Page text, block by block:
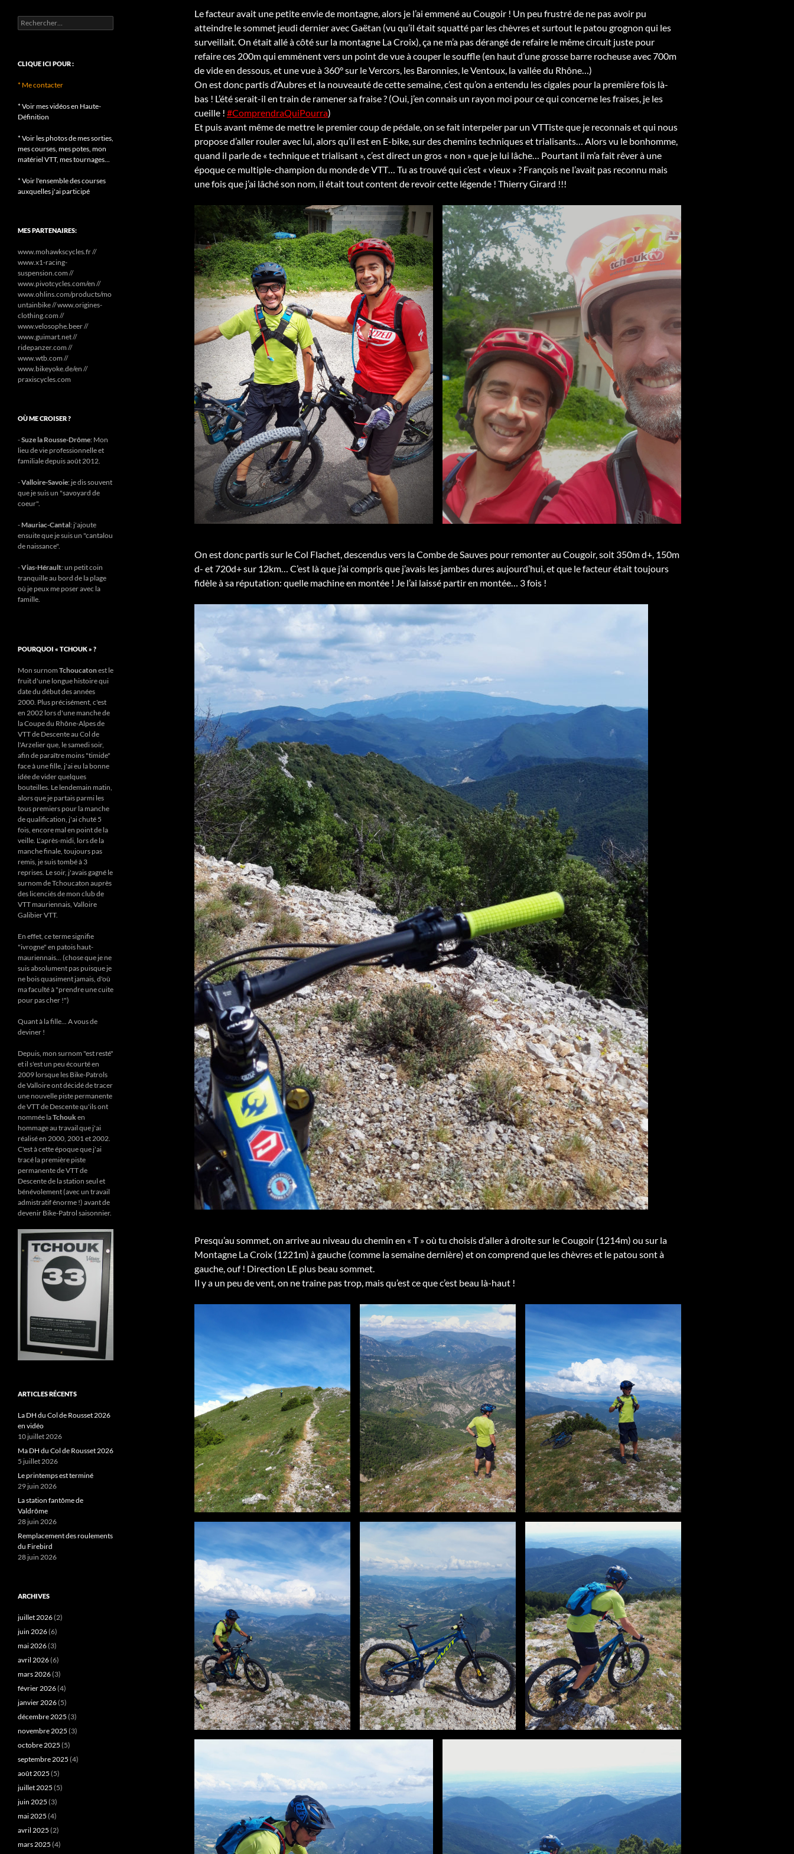
Le facteur avait une petite envie de montagne, alors je l’ai emmené au Cougoir ! Un peu frustré de ne pas avoir pu
atteindre le sommet jeudi dernier avec Gaëtan (vu qu’il était squatté par les chèvres et surtout le patou grognon qui les
surveillait. On était allé à côté sur la montagne La Croix), ça ne m’a pas dérangé de refaire le même circuit juste pour
refaire ces 200m qui emmènent vers un point de vue à couper le souffle (en haut d’une grosse barre rocheuse avec 700m
de vide en dessous, et une vue à 360° sur le Vercors, les Baronnies, le Ventoux, la vallée du Rhône…)
On est donc partis d’Aubres et la nouveauté de cette semaine, c’est qu’on a entendu les cigales pour la première fois là-
bas ! L’été serait-il en train de ramener sa fraise ? (Oui, j’en connais un rayon moi pour ce qui concerne les fraises, je les
cueille ! #ComprendraQuiPourra)
Et puis avant même de mettre le premier coup de pédale, on se fait interpeler par un VTTiste que je reconnais et qui nous
propose d’aller rouler avec lui, alors qu’il est en E-bike, sur des chemins techniques et trialisants… Alors vu le bonhomme,
quand il parle de « technique et trialisant », c’est direct un gros « non » que je lui lâche… Pourtant il m’a fait rêver à une
époque ce multiple-champion du monde de VTT… Tu as trouvé qui c’est « vieux » ? François ne l’avait pas reconnu mais
une fois que j’ai lâché son nom, il était tout content de revoir cette légende ! Thierry Girard !!!
On est donc partis sur le Col Flachet, descendus vers la Combe de Sauves pour remonter au Cougoir, soit 350m d+, 150m
d- et 720d+ sur 12km… C’est là que j’ai compris que j’avais les jambes dures aujourd’hui, et que le facteur était toujours
fidèle à sa réputation: quelle machine en montée ! Je l’ai laissé partir en montée… 3 fois !
Presqu’au sommet, on arrive au niveau du chemin en « T » où tu choisis d’aller à droite sur le Cougoir (1214m) ou sur la
Montagne La Croix (1221m) à gauche (comme la semaine dernière) et on comprend que les chèvres et le patou sont à
gauche, ouf ! Direction LE plus beau sommet.
Il y a un peu de vent, on ne traine pas trop, mais qu’est ce que c’est beau là-haut !
Rechercher :
CLIQUE ICI POUR :
* Me contacter
* Voir mes vidéos en Haute-
Définition
* Voir les photos de mes sorties,
mes courses, mes potes, mon
matériel VTT, mes tournages...
* Voir l'ensemble des courses
auxquelles j'ai participé
MES PARTENAIRES:
www.mohawkscycles.fr //
www.x1-racing-
suspension.com //
www.pivotcycles.com/en //
www.ohlins.com/products/mo
untainbike // www.origines-
clothing.com //
www.velosophe.beer //
www.guimart.net //
ridepanzer.com //
www.wtb.com //
www.bikeyoke.de/en //
praxiscycles.com
OÙ ME CROISER ?
-Suze la Rousse-Drôme: Mon
lieu de vie professionnelle et
familiale depuis août 2012.
-Valloire-Savoie: je dis souvent
que je suis un "savoyard de
coeur".
- Mauriac-Cantal: j'ajoute
ensuite que je suis un "cantalou
de naissance".
-Vias-Hérault: un petit coin
tranquille au bord de la plage
où je peux me poser avec la
famille.
POURQUOI « TCHOUK » ?
Mon surnom Tchoucatonest le
fruit d'une longue histoire qui
date du début des années
2000. Plus précisément, c'est
en 2002 lors d'une manche de
la Coupe du Rhône-Alpes de
VTT de Descente au Col de
l'Arzelier que, le samedi soir,
afin de paraître moins "timide"
face à une fille, j'ai eu la bonne
idée de vider quelques
bouteilles. Le lendemain matin,
alors que je partais parmi les
tous premiers pour la manche
de qualification, j'ai chuté 5
fois, encore mal en point de la
veille. L'après-midi, lors de la
manche finale, toujours pas
remis, je suis tombé à 3
reprises. Le soir, j'avais gagné le
surnom de Tchoucaton auprès
des licenciés de mon club de
VTT mauriennais, Valloire
Galibier VTT.
En effet, ce terme signifie
"ivrogne" en patois haut-
mauriennais... (chose que je ne
suis absolument pas puisque je
ne bois quasiment jamais, d'où
ma faculté à "prendre une cuite
pour pas cher !")
Quant à la fille... A vous de
deviner !
Depuis, mon surnom "est resté"
et il s'est un peu écourté en
2009 lorsque les Bike-Patrols
de Valloire ont décidé de tracer
une nouvelle piste permanente
de VTT de Descente qu'ils ont
nommée laTchouken
hommage au travail que j'ai
réalisé en 2000, 2001 et 2002.
C'est à cette époque que j'ai
tracé la première piste
permanente de VTT de
Descente de la station seul et
bénévolement (avec un travail
admistratif énorme !) avant de
devenir Bike-Patrol saisonnier.
ARTICLES RÉCENTS
La DH du Col de Rousset 2026
en vidéo
10 juillet 2026
Ma DH du Col de Rousset 2026
5 juillet 2026
Le printemps est terminé
29 juin 2026
La station fantôme de
Valdrôme
28 juin 2026
Remplacement des roulements
du Firebird
28 juin 2026
ARCHIVES
juillet 2026(2)
juin 2026(6)
mai 2026(3)
avril 2026(6)
mars 2026(3)
février 2026(4)
janvier 2026(5)
décembre 2025 (3)
novembre 2025 (3)
octobre 2025 (5)
septembre 2025 (4)
août 2025 (5)
juillet 2025 (5)
juin 2025 (3)
mai 2025 (4)
avril 2025 (2)
mars 2025 (4)